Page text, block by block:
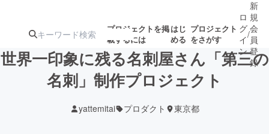
プロジェクトを掲
載するには
はじ
める
プロジェクト
をさがす
ターン
注目の新着プロ
ジェクト
募集終了が近いプ
ロジェクト
ロ
グ
イ
ン
/
新
規
会
員
登
録
世界一印象に残る名刺屋さん「第三の
名刺」制作プロジェクト
yattemitai プロダクト 東京都